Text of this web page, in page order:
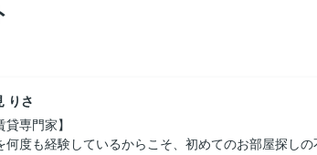
りさ
貸専門家】
何度も経験しているからこそ、初めてのお部屋探し